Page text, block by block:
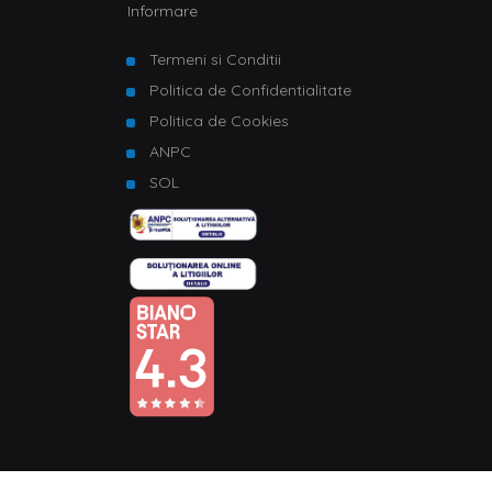
Informare
Termeni si Conditii
Politica de Confidentialitate
Politica de Cookies
ANPC
SOL